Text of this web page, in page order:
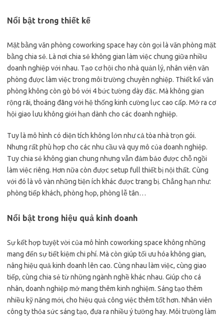
Nổi bật trong thiết kế
Mặt bằng văn phòng coworking space hay còn gọi là văn phòng mặt
bằng chia sẻ. Là nơi chia sẻ không gian làm việc chung giữa nhiều
doanh nghiệp với nhau. Tạo cơ hội cho nhà quản lý, nhân viên văn
phòng được làm việc trong môi trường chuyên nghiệp. Thiết kế văn
phòng không còn gò bó với 4 bức tường dày đặc. Mà không gian
rộng rãi, thoáng đãng với hệ thống kinh cường lực cao cấp. Mở ra cơ
hội giao lưu không giới hạn dành cho các doanh nghiệp.
Tuy là mô hình có diện tích không lớn như cả tòa nhà trọn gói.
Nhưng rất phù hợp cho các nhu cầu và quy mô của doanh nghiệp.
Tuy chia sẻ không gian chung nhưng vẫn đảm bảo được chỗ ngồi
làm việc riêng. Hơn nữa còn được setup full thiết bị nội thất. Cùng
với đó là vô vàn những tiện ích khác được trang bị. Chẳng hạn như:
phòng tiếp khách, phòng họp, phòng lễ tân…
Nổi bật trong hiệu quả kinh doanh
Sự kết hợp tuyệt vời của mô hình coworking space không những
mang đến sự tiết kiệm chi phí. Mà còn giúp tối ưu hóa không gian,
nâng hiệu quả kinh doanh lên cao. Cùng nhau làm việc, cùng giao
tiếp, cùng chia sẻ từ những ngành nghề khác nhau. Giúp cho cá
nhân, doanh nghiệp mở mang thêm kinh nghiệm. Sáng tạo thêm
nhiều kỹ năng mới, cho hiệu quả công việc thêm tốt hơn. Nhân viên
công ty thỏa sức sáng tạo, đưa ra nhiều ý tưởng hay. Môi trường làm